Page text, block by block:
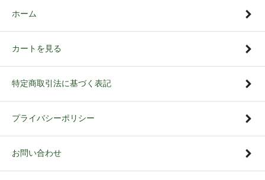
ホーム
カートを見る
特定商取引法に基づく表記
プライバシーポリシー
お問い合わせ